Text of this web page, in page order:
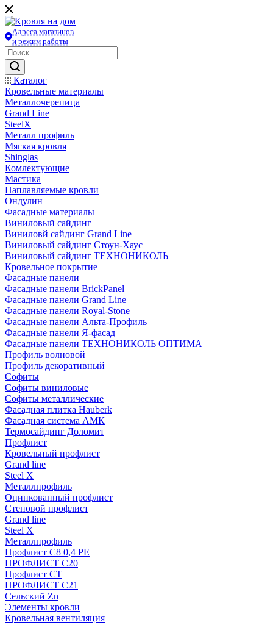
Адреса магазинов
и режим работы
Каталог
Кровельные материалы
Металлочерепица
Grand Line
SteelX
Металл профиль
Мягкая кровля
Shinglas
Комлектующие
Мастика
Наплавляемые кровли
Ондулин
Фасадные материалы
Виниловый сайдинг
Виниловй сайдинг Grand Line
Виниловый сайдинг Стоун-Хаус
Виниловый сайдинг ТЕХНОНИКОЛЬ
Кровельное покрытие
Фасадные панели
Фасадные панели BrickPanel
Фасадные панели Grand Line
Фасадные панели Royal-Stone
Фасадные панели Альта-Профиль
Фасадные панели Я-фасад
Фасадные панели ТЕХНОНИКОЛЬ ОПТИМА
Профиль волновой
Профиль декоративный
Софиты
Софиты виниловые
Софиты металлические
Фасадная плитка Hauberk
Фасадная система АМК
Термосайдинг Доломит
Профлист
Кровельный профлист
Grand line
Steel X
Металлпрофиль
Оцинкованный профлист
Стеновой профлист
Grand line
Steel X
Металлпрофиль
Профлист С8 0,4 РЕ
ПРОФЛИСТ С20
Профлист СТ
ПРОФЛИСТ С21
Сельский Zn
Элементы кровли
Кровельная вентиляция